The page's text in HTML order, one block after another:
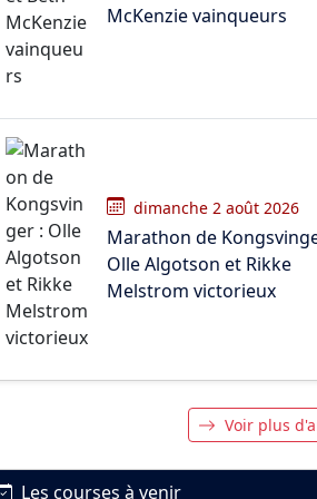
McKenzie vainqueurs
dimanche 2 août 2026
Marathon de
Olle Algotson et Rikke
Melstrom victorieux
Voir plus
Les courses à venir